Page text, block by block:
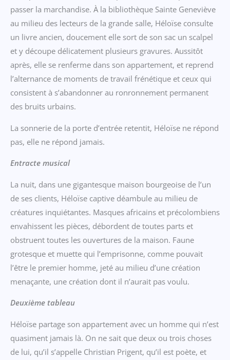
passer la marchandise. À la bibliothèque Sainte Geneviève
au milieu des lecteurs de la grande salle, Héloïse consulte
un livre ancien, doucement elle sort de son sac un scalpel
et y découpe délicatement plusieurs gravures. Aussitôt
après, elle se renferme dans son appartement, et reprend
l’alternance de moments de travail frénétique et ceux qui
consistent à s’abandonner au ronronnement permanent
des bruits urbains.
La sonnerie de la porte d’entrée retentit, Héloïse ne répond
pas, elle ne répond jamais.
Entracte musical
La nuit, dans une gigantesque maison bourgeoise de l’un
de ses clients, Héloïse captive déambule au milieu de
créatures inquiétantes. Masques africains et précolombiens
envahissent les pièces, débordent de toutes parts et
obstruent toutes les ouvertures de la maison. Faune
grotesque et muette qui l’emprisonne, comme pouvait
l’être le premier homme, jeté au milieu d’une création
menaçante, une création dont il n’aurait pas voulu.
Deuxième tableau
Héloïse partage son appartement avec un homme qui n’est
quasiment jamais là. On ne sait que deux ou trois choses
de lui, qu’il s’appelle Christian Prigent, qu’il est poète, et